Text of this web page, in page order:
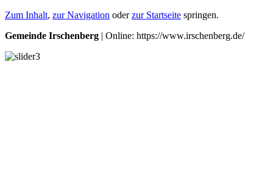
Zum Inhalt, zur Navigation oderzur Startseite springen.
Gemeinde Irschenberg | Online: https://www.irschenberg.de/